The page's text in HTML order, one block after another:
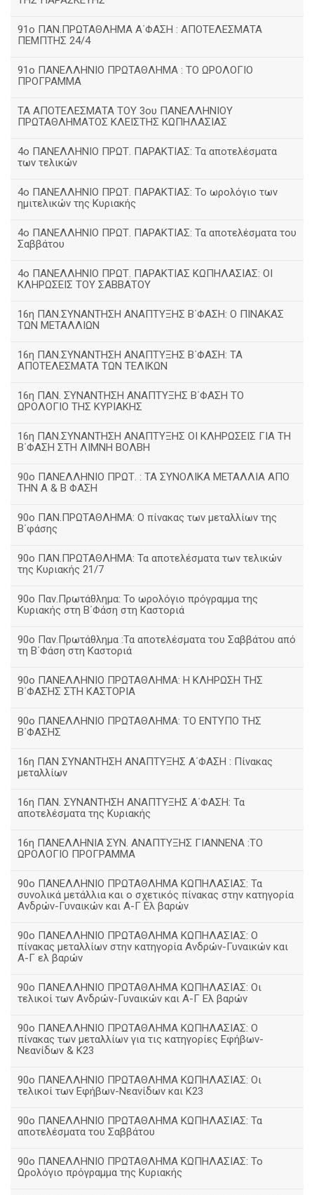
91ο ΠΑΝ.ΠΡΩΤΑΘΛΗΜΑ Α΄ΦΑΣΗ : ΑΠΟΤΕΛΕΣΜΑΤΑ
ΠΕΜΠΤΗΣ 24/4
91ο ΠΑΝΕΛΛΗΝΙΟ ΠΡΩΤΑΘΛΗΜΑ : ΤΟ ΩΡΟΛΟΓΙΟ
ΠΡΟΓΡΑΜΜΑ
ΤΑ ΑΠΟΤΕΛΕΣΜΑΤΑ ΤΟΥ 3ου ΠΑΝΕΛΛΗΝΙΟΥ
ΠΡΩΤΑΘΛΗΜΑΤΟΣ ΚΛΕΙΣΤΗΣ ΚΩΠΗΛΑΣΙΑΣ
4ο ΠΑΝΕΛΛΗΝΙΟ ΠΡΩΤ. ΠΑΡΑΚΤΙΑΣ: Τα αποτελέσματα
των τελικών
4ο ΠΑΝΕΛΛΗΝΙΟ ΠΡΩΤ. ΠΑΡΑΚΤΙΑΣ: Το ωρολόγιο των
ημιτελικών της Κυριακής
4ο ΠΑΝΕΛΛΗΝΙΟ ΠΡΩΤ. ΠΑΡΑΚΤΙΑΣ: Τα αποτελέσματα του
Σαββάτου
4ο ΠΑΝΕΛΛΗΝΙΟ ΠΡΩΤ. ΠΑΡΑΚΤΙΑΣ ΚΩΠΗΛΑΣΙΑΣ: ΟΙ
ΚΛΗΡΩΣΕΙΣ ΤΟΥ ΣΑΒΒΑΤΟΥ
16η ΠΑΝ.ΣΥΝΑΝΤΗΣΗ ΑΝΑΠΤΥΞΗΣ Β΄ΦΑΣΗ: Ο ΠΙΝΑΚΑΣ
ΤΩΝ ΜΕΤΑΛΛΙΩΝ
16η ΠΑΝ.ΣΥΝΑΝΤΗΣΗ ΑΝΑΠΤΥΞΗΣ Β΄ΦΑΣΗ: ΤΑ
ΑΠΟΤΕΛΕΣΜΑΤΑ ΤΩΝ ΤΕΛΙΚΩΝ
16η ΠΑΝ. ΣΥΝΑΝΤΗΣΗ ΑΝΑΠΤΥΞΗΣ Β΄ΦΑΣΗ ΤΟ
ΩΡΟΛΟΓΙΟ ΤΗΣ ΚΥΡΙΑΚΗΣ
16η ΠΑΝ.ΣΥΝΑΝΤΗΣΗ ΑΝΑΠΤΥΞΗΣ ΟΙ ΚΛΗΡΩΣΕΙΣ ΓΙΑ ΤΗ
Β΄ΦΑΣΗ ΣΤΗ ΛΙΜΝΗ ΒΟΛΒΗ
90ο ΠΑΝΕΛΛΗΝΙΟ ΠΡΩΤ. : ΤΑ ΣΥΝΟΛΙΚΑ ΜΕΤΑΛΛΙΑ ΑΠΟ
ΤΗΝ Α & Β ΦΑΣΗ
90ο ΠΑΝ.ΠΡΩΤΑΘΛΗΜΑ: Ο πίνακας των μεταλλίων της
Β΄φάσης
90ο ΠΑΝ.ΠΡΩΤΑΘΛΗΜΑ: Τα αποτελέσματα των τελικών
της Κυριακής 21/7
90ο Παν.Πρωτάθλημα: Το ωρολόγιο πρόγραμμα της
Κυριακής στη Β΄Φάση στη Καστοριά
90ο Παν.Πρωτάθλημα :Τα αποτελέσματα του Σαββάτου από
τη Β΄Φάση στη Καστοριά
90ο ΠΑΝΕΛΛΗΝΙΟ ΠΡΩΤΑΘΛΗΜΑ: Η ΚΛΗΡΩΣΗ ΤΗΣ
Β΄ΦΑΣΗΣ ΣΤΗ ΚΑΣΤΟΡΙΑ
90ο ΠΑΝΕΛΛΗΝΙΟ ΠΡΩΤΑΘΛΗΜΑ: ΤΟ ΕΝΤΥΠΟ ΤΗΣ
Β΄ΦΑΣΗΣ
16η ΠΑΝ ΣΥΝΑΝΤΗΣΗ ΑΝΑΠΤΥΞΗΣ Α΄ΦΑΣΗ : Πίνακας
μεταλλίων
16η ΠΑΝ. ΣΥΝΑΝΤΗΣΗ ΑΝΑΠΤΥΞΗΣ Α΄ΦΑΣΗ: Τα
αποτελέσματα της Κυριακής
16η ΠΑΝΕΛΛΗΝΙΑ ΣΥΝ. ΑΝΑΠΤΥΞΗΣ ΓΙΑΝΝΕΝΑ :ΤΟ
ΩΡΟΛΟΓΙΟ ΠΡΟΓΡΑΜΜΑ
90ο ΠΑΝΕΛΛΗΝΙΟ ΠΡΩΤΑΘΛΗΜΑ ΚΩΠΗΛΑΣΙΑΣ: Τα
συνολικά μετάλλια και ο σχετικός πίνακας στην κατηγορία
Ανδρών-Γυναικών και Α-Γ Ελ βαρών
90ο ΠΑΝΕΛΛΗΝΙΟ ΠΡΩΤΑΘΛΗΜΑ ΚΩΠΗΛΑΣΙΑΣ: Ο
πίνακας μεταλλίων στην κατηγορία Ανδρών-Γυναικών και
Α-Γ ελ βαρών
90ο ΠΑΝΕΛΛΗΝΙΟ ΠΡΩΤΑΘΛΗΜΑ ΚΩΠΗΛΑΣΙΑΣ: Οι
τελικοί των Ανδρών-Γυναικών και Α-Γ Ελ βαρών
90ο ΠΑΝΕΛΛΗΝΙΟ ΠΡΩΤΑΘΛΗΜΑ ΚΩΠΗΛΑΣΙΑΣ: Ο
πίνακας των μεταλλίων για τις κατηγορίες Εφήβων-
Νεανίδων & Κ23
90ο ΠΑΝΕΛΛΗΝΙΟ ΠΡΩΤΑΘΛΗΜΑ ΚΩΠΗΛΑΣΙΑΣ: Οι
τελικοί των Εφήβων-Νεανίδων και Κ23
90o ΠΑΝΕΛΛΗΝΙΟ ΠΡΩΤΑΘΛΗΜΑ ΚΩΠΗΛΑΣΙΑΣ: Τα
αποτελέσματα του Σαββάτου
90ο ΠΑΝΕΛΛΗΝΙΟ ΠΡΩΤΑΘΛΗΜΑ ΚΩΠΗΛΑΣΙΑΣ: Το
Ωρολόγιο πρόγραμμα της Κυριακής